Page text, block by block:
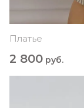
Платье
2 800 руб.